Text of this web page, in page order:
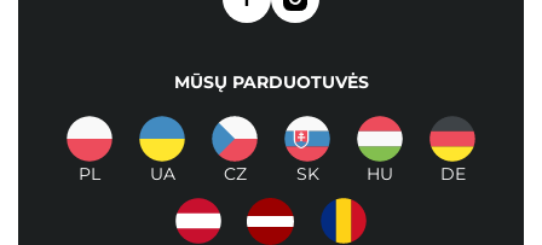
MŪSŲ PARDUOTUVĖS
PL UA CZ SK HU DE